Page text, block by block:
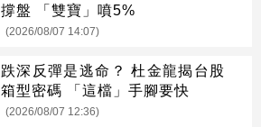
撐盤 「雙寶」噴5%
(2026/08/07 14:07)
跌深反彈是逃命？ 杜金龍揭台股
箱型密碼 「這檔」手腳要快
(2026/08/07 12:36)